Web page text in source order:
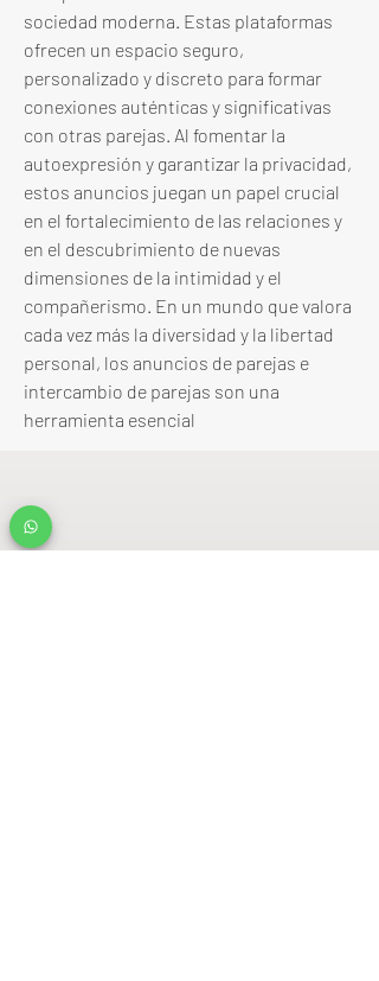
sociedad moderna. Estas plataformas
ofrecen un espacio seguro,
personalizado y discreto para formar
conexiones auténticas y significativas
con otras parejas. Al fomentar la
autoexpresión y garantizar la privacidad,
estos anuncios juegan un papel crucial
en el fortalecimiento de las relaciones y
en el descubrimiento de nuevas
dimensiones de la intimidad y el
compañerismo. En un mundo que valora
cada vez más la diversidad y la libertad
personal, los anuncios de parejas e
intercambio de parejas son una
herramienta esencial